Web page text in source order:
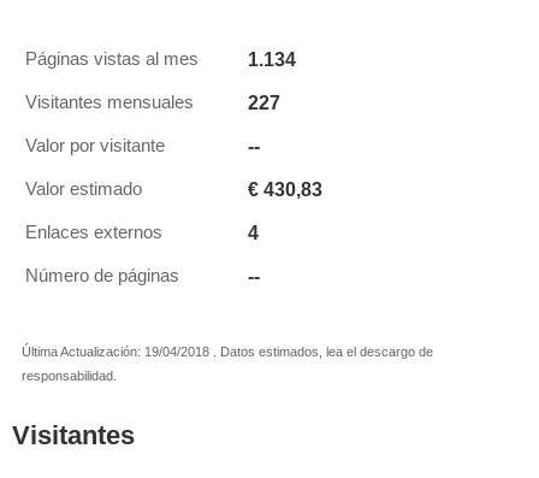
Páginas vistas al mes 1.134
Visitantes mensuales 227
Valor por visitante --
Valor estimado € 430,83
Enlaces externos 4
Número de páginas --
Última Actualización: 19/04/2018 . Datos estimados, lea el descargo de
responsabilidad.
Visitantes